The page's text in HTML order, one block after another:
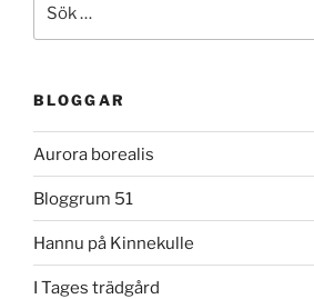
efter:
BLOGGAR
Aurora borealis
Bloggrum 51
Hannu på Kinnekulle
I Tages trädgård